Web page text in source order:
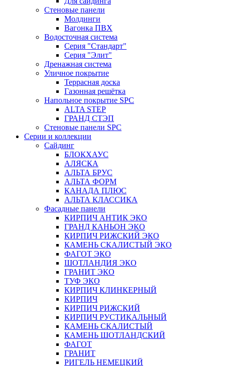
Стеновые панели
Молдинги
Вагонка ПВХ
Водосточная система
Серия "Стандарт"
Серия "Элит"
Дренажная система
Уличное покрытие
Террасная доска
Газонная решётка
Напольное покрытие SPC
ALTA STEP
ГРАНД СТЭП
Стеновые панели SPC
Серии и коллекции
Сайдинг
БЛОКХАУС
АЛЯСКА
АЛЬТА БРУС
АЛЬТА ФОРМ
КАНАДА ПЛЮС
АЛЬТА КЛАССИКА
Фасадные панели
КИРПИЧ АНТИК ЭКО
ГРАНД КАНЬОН ЭКО
КИРПИЧ РИЖСКИЙ ЭКО
КАМЕНЬ СКАЛИСТЫЙ ЭКО
ФАГОТ ЭКО
ШОТЛАНДИЯ ЭКО
ГРАНИТ ЭКО
ТУФ ЭКО
КИРПИЧ КЛИНКЕРНЫЙ
КИРПИЧ
КИРПИЧ РИЖСКИЙ
КИРПИЧ РУСТИКАЛЬНЫЙ
КАМЕНЬ СКАЛИСТЫЙ
КАМЕНЬ ШОТЛАНДСКИЙ
ФАГОТ
ГРАНИТ
РИГЕЛЬ НЕМЕЦКИЙ